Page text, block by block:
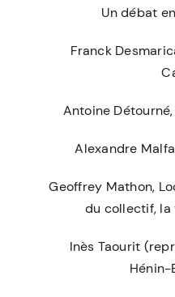
Un débat
Franck
Antoine
Alexandre
Geoffrey Mathon,
du collectif, la
Inès Taourit
Hénin-